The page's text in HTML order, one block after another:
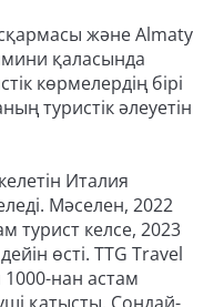
және Almaty
қаласында
көрмелердің бірі
туристік әлеуетін
Италия
Мәселен, 2022
турист келсе, 2023
өсті. TTG Travel
нан астам